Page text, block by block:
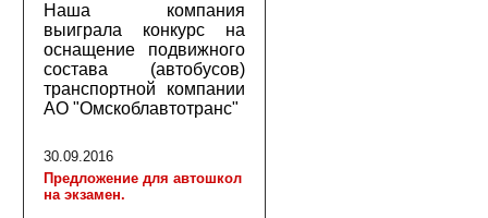
Наша компания
выиграла конкурс на
оснащение подвижного
состава (автобусов)
транспортной компании
АО "Омскоблавтотранс"
30.09.2016
Предложение для автошкол
на экзамен.